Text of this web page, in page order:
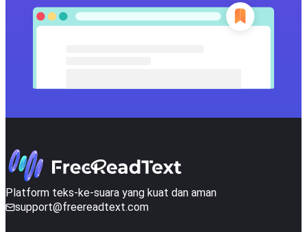
Platform teks-ke-suara yang kuat dan aman
support@freereadtext.com